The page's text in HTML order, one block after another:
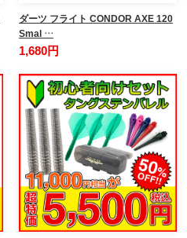
ダーツ フライト CONDOR AXE 120
Smal …
1,680円